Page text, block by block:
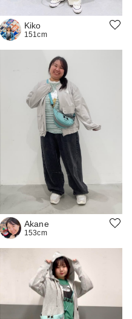
Kiko
151cm
Akane
153cm